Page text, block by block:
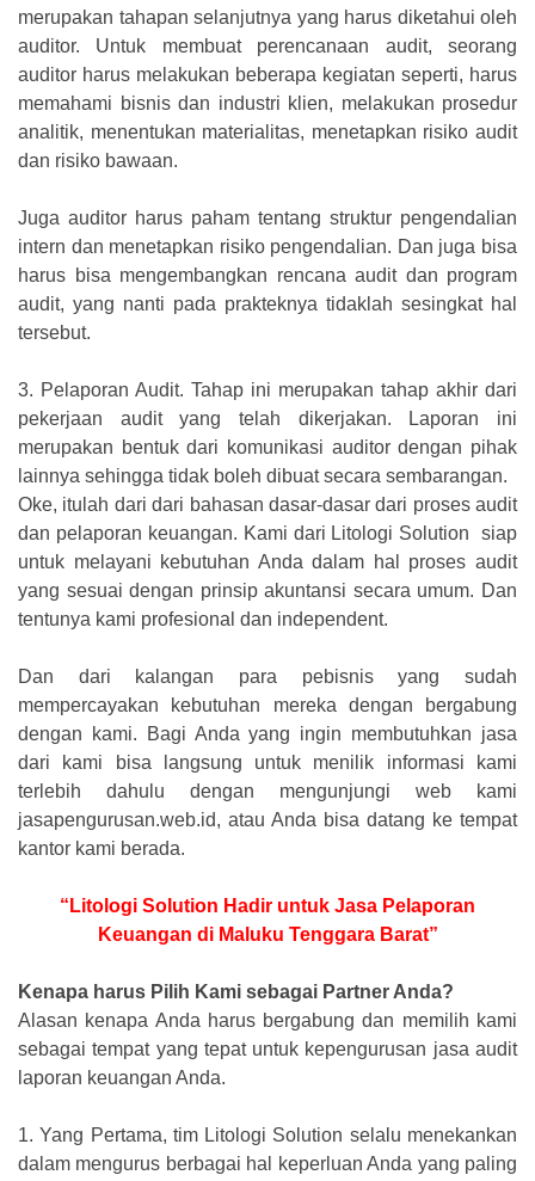
merupakan tahapan selanjutnya yang harus diketahui oleh
auditor. Untuk membuat perencanaan audit, seorang
auditor harus melakukan beberapa kegiatan seperti, harus
memahami bisnis dan industri klien, melakukan prosedur
analitik, menentukan materialitas, menetapkan risiko audit
dan risiko bawaan.
Juga auditor harus paham tentang struktur pengendalian
intern dan menetapkan risiko pengendalian. Dan juga bisa
harus bisa mengembangkan rencana audit dan program
audit, yang nanti pada prakteknya tidaklah sesingkat hal
tersebut.
3. Pelaporan Audit. Tahap ini merupakan tahap akhir dari
pekerjaan audit yang telah dikerjakan. Laporan ini
merupakan bentuk dari komunikasi auditor dengan pihak
lainnya sehingga tidak boleh dibuat secara sembarangan.
Oke, itulah dari dari bahasan dasar-dasar dari proses audit
dan pelaporan keuangan. Kami dari Litologi Solution siap
untuk melayani kebutuhan Anda dalam hal proses audit
yang sesuai dengan prinsip akuntansi secara umum. Dan
tentunya kami profesional dan independent.
Dan dari kalangan para pebisnis yang sudah
mempercayakan kebutuhan mereka dengan bergabung
dengan kami. Bagi Anda yang ingin membutuhkan jasa
dari kami bisa langsung untuk menilik informasi kami
terlebih dahulu dengan mengunjungi web kami
jasapengurusan.web.id, atau Anda bisa datang ke tempat
kantor kami berada.
“Litologi Solution Hadir untuk Jasa Pelaporan
Keuangan di Maluku Tenggara Barat”
Kenapa harus Pilih Kami sebagai Partner Anda?
Alasan kenapa Anda harus bergabung dan memilih kami
sebagai tempat yang tepat untuk kepengurusan jasa audit
laporan keuangan Anda.
1. Yang Pertama, tim Litologi Solution selalu menekankan
dalam mengurus berbagai hal keperluan Anda yang paling